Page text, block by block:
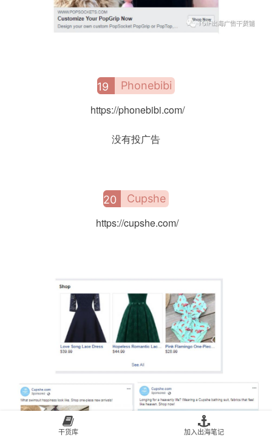
19 Phonebibi
https://phonebibi.com/
没有投广告
20 Cupshe
https://cupshe.com/
干货库 加入出海笔记